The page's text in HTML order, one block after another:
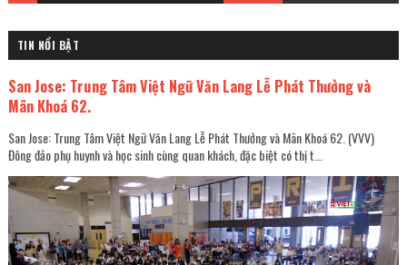
TIN NỔI BẬT
San Jose: Trung Tâm Việt Ngữ Văn Lang Lễ Phát Thưởng và
Mãn Khoá 62.
San Jose: Trung Tâm Việt Ngữ Văn Lang Lễ Phát Thưởng và Mãn Khoá 62. (VVV)
Đông đảo phụ huynh và học sinh cùng quan khách, đặc biệt có thị t...